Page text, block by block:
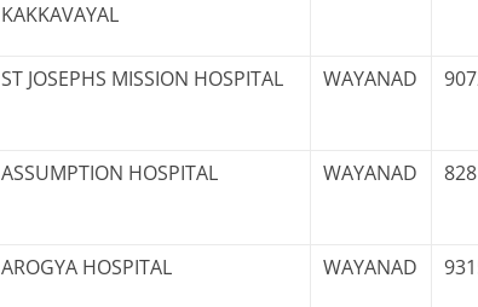
KAKKAVAYAL
ST JOSEPHS MISSION HOSPITAL WAYANAD
ASSUMPTION HOSPITAL WAYANAD
AROGYA HOSPITAL WAYANAD